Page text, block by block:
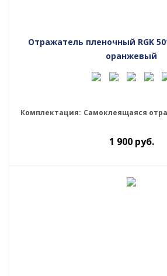
Отражатель пленочный RGK
оранжевый
Комплектация: Самоклеящаяся
1 900руб.